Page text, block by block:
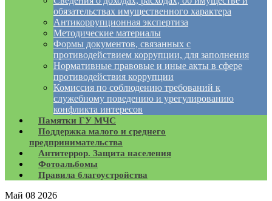
обязательствах имущественного характера
Антикоррупционная экспертиза
Методические материалы
Формы документов, связанных с
противодействием коррупции, для заполнения
Нормативные правовые и иные акты в сфере
противодействия коррупции
Комиссия по соблюдению требований к
служебному поведению и урегулированию
конфликта интересов
Памятки ГУ МЧС
Поддержка малого и среднего
предпринимательства
Антитеррор. Защита населения
Фотоальбомы
Правила благоустройства
Май 08 2026